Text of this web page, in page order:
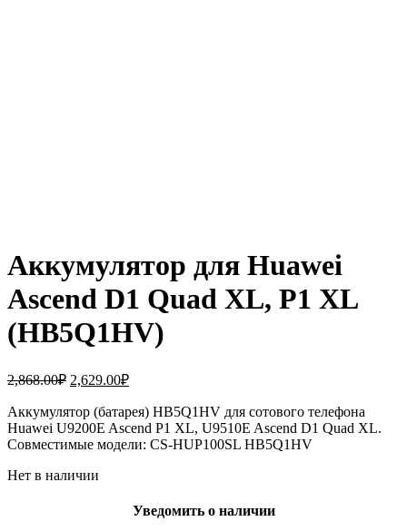
Аккумулятор для Huawei
Ascend D1 Quad XL, P1 XL
(HB5Q1HV)
2,868.00₽ Первоначальная
составляла
2,868.00₽.
2,629.00₽Текущая
2,629.00₽.
Аккумулятор (батарея) HB5Q1HV для сотового телефона
Huawei U9200E Ascend P1 XL, U9510E Ascend D1 Quad XL.
Совместимые модели: CS-HUP100SL HB5Q1HV
Нет в наличии
Уведомить о наличии